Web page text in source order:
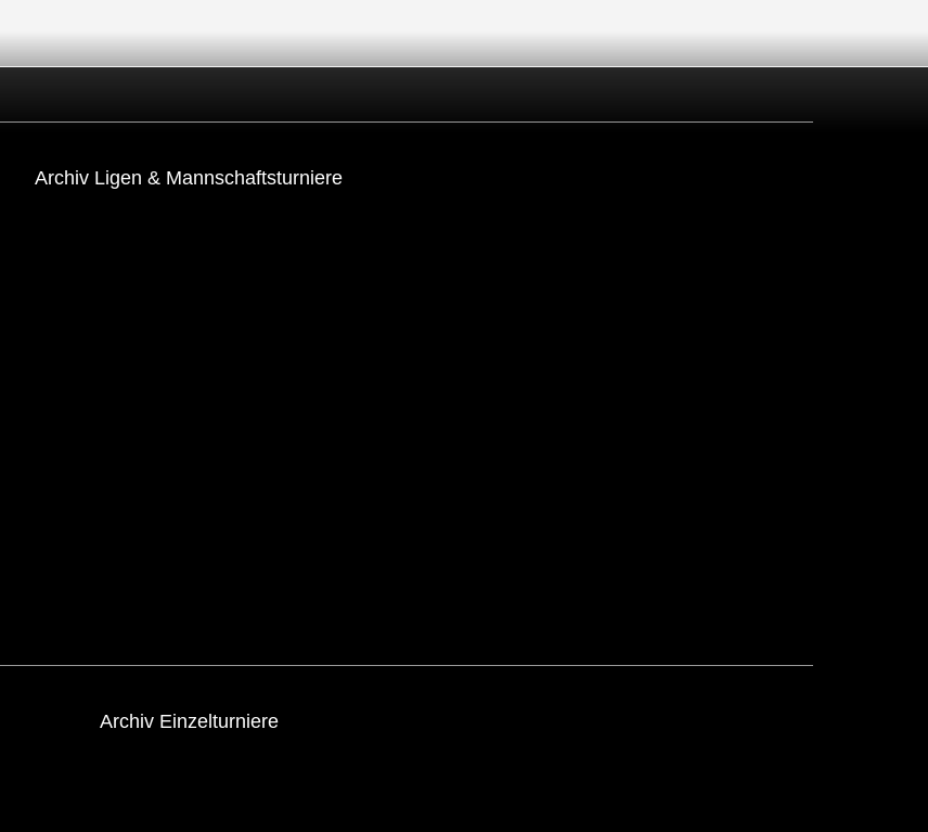
Archiv Ligen & Mannschaftsturniere
Archiv Einzelturniere